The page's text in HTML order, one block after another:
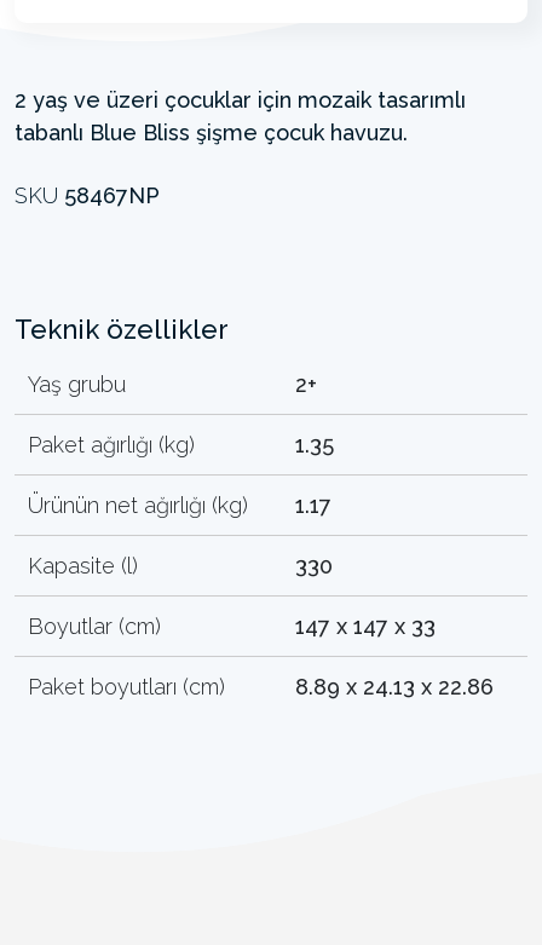
2 yaş ve üzeri çocuklar için mozaik tasarımlı
tabanlı Blue Bliss şişme çocuk havuzu.
SKU 58467NP
Teknik özellikler
Yaş grubu 2+
Paket ağırlığı (kg) 1.35
Ürünün net ağırlığı (kg) 1.17
Kapasite (l) 330
Boyutlar (cm) 147 x 147 x 33
Paket boyutları (cm) 8.89 x 24.13 x 22.86